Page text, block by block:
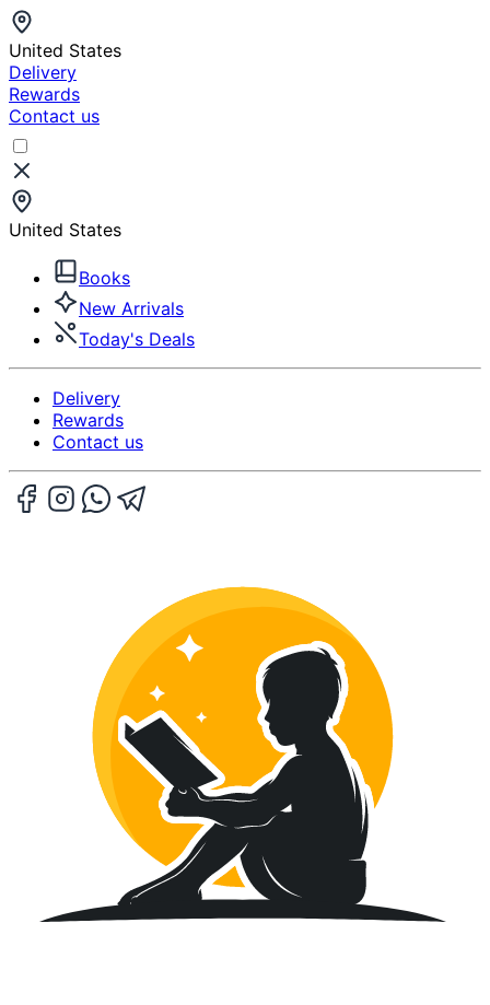
United States
Delivery
Rewards
Contact us
United States
Books
New Arrivals
Today's Deals
Delivery
Rewards
Contact us